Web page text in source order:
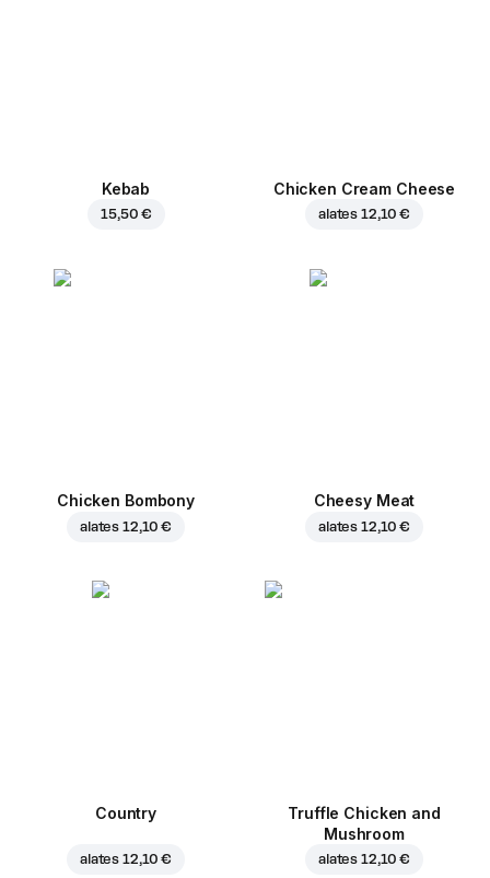
Kebab
15,50 €
Chicken Cream Cheese
alates 12,10 €
Chicken Bombony
alates 12,10 €
Cheesy Meat
alates 12,10 €
Country
alates 12,10 €
Truffle Chicken and
Mushroom
alates 12,10 €